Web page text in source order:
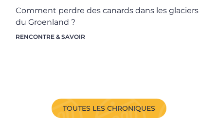
Comment perdre des canards dans les glaciers
du Groenland ?
RENCONTRE & SAVOIR
TOUTES LES CHRONIQUES